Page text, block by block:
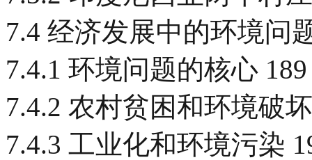
7.4 经济发展中的环境问
7.4.1 环境问题的核心 189
7.4.2 农村贫困和环境破
7.4.3 工业化和环境污染